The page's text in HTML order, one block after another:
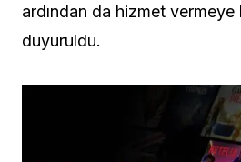
ardından da hizmet vermeye
duyuruldu.